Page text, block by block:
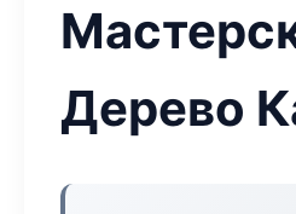
Дерево